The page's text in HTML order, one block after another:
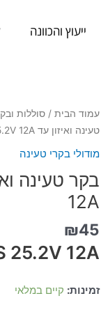
ייעוץ והכוונה
עמוד הבית/ סוללות
טעינה ואיזון עד 6S 25.2V 12A
מודולי בקרי טעינה
12A
₪45
25.2V 12A
זמינות: קיים במלאי
כמות
של
ואיזון
עד
6S
25.2V
12A